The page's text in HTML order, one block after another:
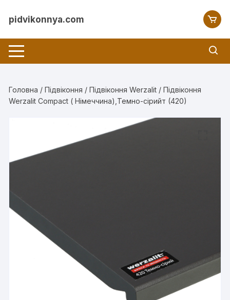
pidvikonnya.com
Головна /Підвіконня /Підвіконня Werzalit / Підвіконня
Werzalit Compact ( Німеччина),Темно-сірийт (420)